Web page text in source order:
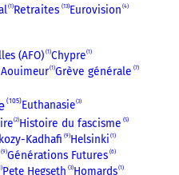
1 Retraites 13 Eurovision 4
(AFO) 1 Chypre 1
1 Grève générale 7
105 Euthanasie 3
2 Histoire du fascisme 5
Kadhafi 9 Helsinki 1
9 Générations Futures 6
Pete Hegseth 3 Homards 1